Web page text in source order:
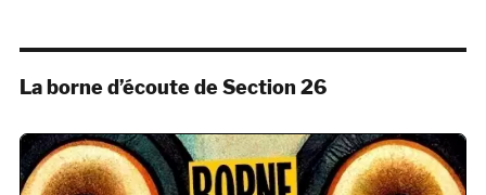
La borne d’écoute de Section 26